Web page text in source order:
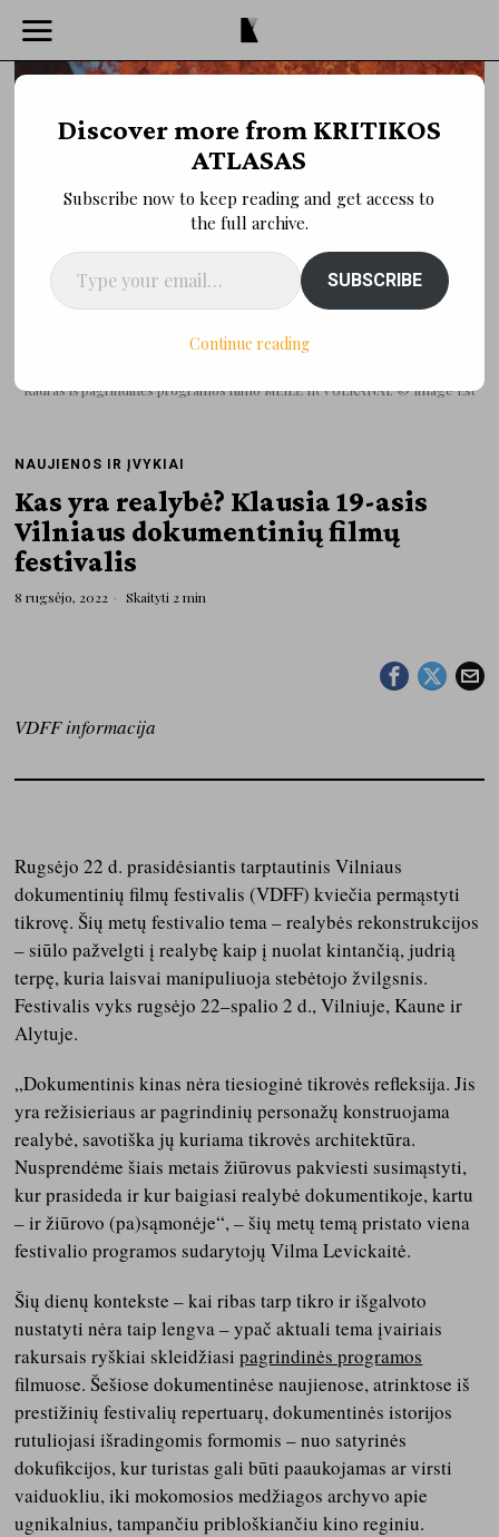
Kadras iš pagrindinės programos filmo MEILĖ IR VULKANAI. © Image'Est
NAUJIENOS IR ĮVYKIAI
Kas yra realybė? Klausia 19-asis
Vilniaus dokumentinių filmų
festivalis
8 rugsėjo, 2022 Skaityti 2 min
VDFF informacija
Rugsėjo 22 d. prasidėsiantis tarptautinis Vilniaus
dokumentinių filmų festivalis (VDFF) kviečia permąstyti
tikrovę. Šių metų festivalio tema – realybės rekonstrukcijos
– siūlo pažvelgti į realybę kaip į nuolat kintančią, judrią
terpę, kuria laisvai manipuliuoja stebėtojo žvilgsnis.
Festivalis vyks rugsėjo 22–spalio 2 d., Vilniuje, Kaune ir
Alytuje.
„Dokumentinis kinas nėra tiesioginė tikrovės refleksija. Jis
yra režisieriaus ar pagrindinių personažų konstruojama
realybė, savotiška jų kuriama tikrovės architektūra.
Nusprendėme šiais metais žiūrovus pakviesti susimąstyti,
kur prasideda ir kur baigiasi realybė dokumentikoje, kartu
– ir žiūrovo (pa)sąmonėje“, – šių metų temą pristato viena
festivalio programos sudarytojų Vilma Levickaitė.
Šių dienų kontekste – kai ribas tarp tikro ir išgalvoto
nustatyti nėra taip lengva – ypač aktuali tema įvairiais
rakursais ryškiai skleidžiasipagrindinės programos
filmuose. Šešiose dokumentinėse naujienose, atrinktose iš
prestižinių festivalių repertuarų, dokumentinės istorijos
rutuliojasi išradingomis formomis – nuo satyrinės
dokufikcijos, kur turistas gali būti paaukojamas ar virsti
vaiduokliu, iki mokomosios medžiagos archyvo apie
ugnikalnius, tampančiu pribloškiančiu kino reginiu.
Discover more from KRITIKOS
ATLASAS
Subscribe now to keep reading and get access to
the full archive.
Type your email…
SUBSCRIBE
Continue reading